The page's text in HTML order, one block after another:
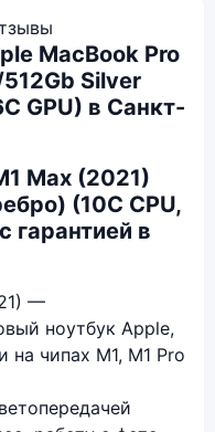
MacBook Pro
Silver
GPU) в Санкт-
Max (2021)
(10C CPU,
гарантией в
—
ноутбук Apple,
чипах M1, M1 Pro